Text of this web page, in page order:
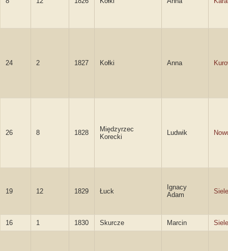
24 2 1827 Kołki Anna
26 8 1828
Międzyrzec
Korecki
Ludwik
19 12 1829 Łuck
Ignacy
Adam
16 1 1830 Skurcze Marcin